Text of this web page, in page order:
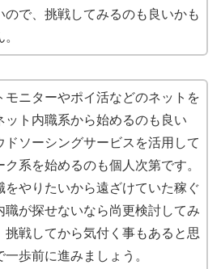
ので、挑戦してみるのも良いかも
モニターやポイ活などのネットを
ット内職系から始めるのも良い
ドソーシングサービスを活用して
ク系を始めるのも個人次第です。
をやりたいから遠ざけていた稼ぐ
職が探せないなら尚更検討してみ
挑戦してから気付く事もあると思
一歩前に進みましょう。